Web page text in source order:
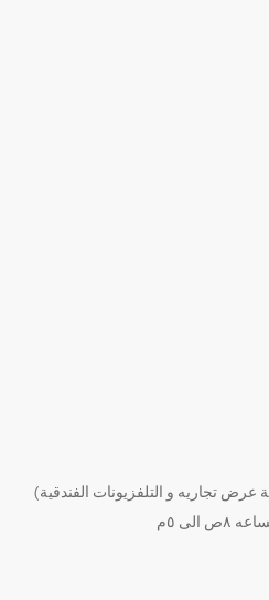
تجاريه و التلفزيونات الفندقية)
٥م